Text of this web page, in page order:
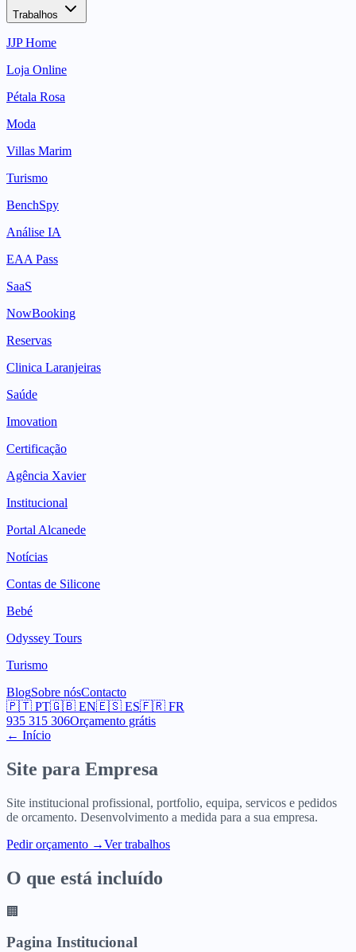
Trabalhos
JJP Home
Loja Online
Pétala Rosa
Moda
Villas Marim
Turismo
BenchSpy
Análise IA
EAA Pass
SaaS
NowBooking
Reservas
Clinica Laranjeiras
Saúde
Imovation
Certificação
Agência Xavier
Institucional
Portal Alcanede
Notícias
Contas de Silicone
Bebé
Odyssey Tours
Turismo
BlogSobre nósContacto
🇵🇹 PT🇬🇧 EN🇪🇸 ES🇫🇷 FR
935 315 306Orçamento grátis
← Início
Site para Empresa
Site institucional profissional, portfolio, equipa, servicos e pedidos
de orcamento. Desenvolvimento a medida para a sua empresa.
Pedir orçamento →Ver trabalhos
O que está incluído
🏢
Pagina Institucional